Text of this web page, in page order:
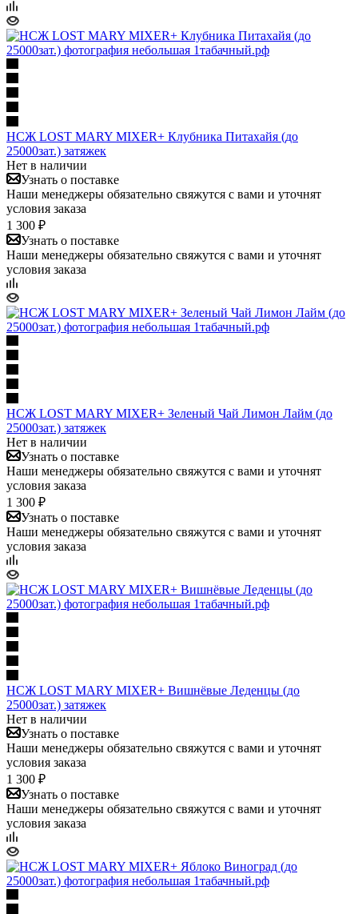
НСЖ LOST MARY MIXER+ Клубника Питахайя (до
25000зат.) затяжек
Нет в наличии
Узнать о поставке
Наши менеджеры обязательно свяжутся с вами и уточнят
условия заказа
1 300 ₽
Узнать о поставке
Наши менеджеры обязательно свяжутся с вами и уточнят
условия заказа
НСЖ LOST MARY MIXER+ Зеленый Чай Лимон Лайм (до
25000зат.) затяжек
Нет в наличии
Узнать о поставке
Наши менеджеры обязательно свяжутся с вами и уточнят
условия заказа
1 300 ₽
Узнать о поставке
Наши менеджеры обязательно свяжутся с вами и уточнят
условия заказа
НСЖ LOST MARY MIXER+ Вишнёвые Леденцы (до
25000зат.) затяжек
Нет в наличии
Узнать о поставке
Наши менеджеры обязательно свяжутся с вами и уточнят
условия заказа
1 300 ₽
Узнать о поставке
Наши менеджеры обязательно свяжутся с вами и уточнят
условия заказа